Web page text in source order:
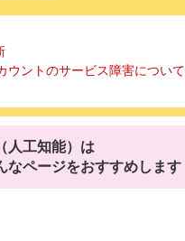
ウントのサービス障害について
人工知能）は
なページをおすすめします